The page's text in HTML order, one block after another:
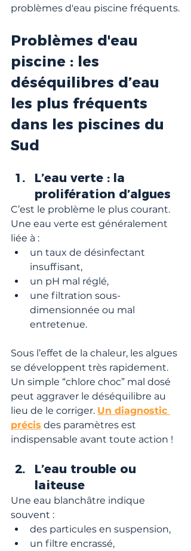
problèmes d'eau piscine fréquents.
Problèmes d'eau
piscine : les
déséquilibres d’eau
les plus fréquents
dans les piscines du
Sud
L’eau verte : la
prolifération d’algues
C’est le problème le plus courant.
Une eau verte est généralement
liée à :
un taux de désinfectant
insuffisant,
un pH mal réglé,
une filtration sous-
dimensionnée ou mal
entretenue.
Sous l’effet de la chaleur, les algues
se développent très rapidement.
Un simple “chlore choc” mal dosé
peut aggraver le déséquilibre au
lieu de le corriger. Un diagnostic
précis des paramètres est
indispensable avant toute action !
L’eau trouble ou
laiteuse
Une eau blanchâtre indique
souvent :
des particules en suspension,
un filtre encrassé,